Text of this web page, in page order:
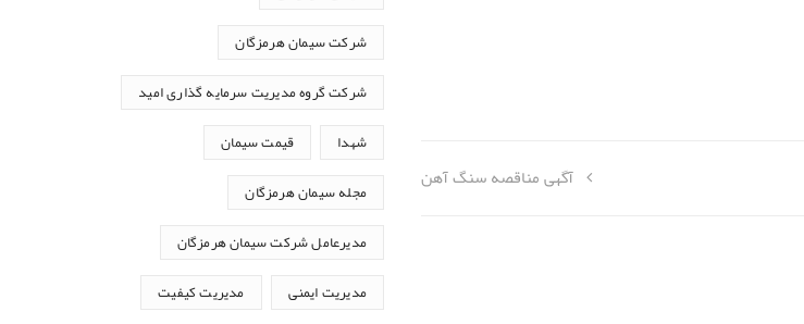
آگهی مناقصه سنگ آهن
شرکت سیمان هرمزگان
شرکت گروه مدیریت سرمایه گذاری امید
شهدا قیمت سیمان
مجله سیمان هرمزگان
مدیرعامل شرکت سیمان هرمزگان
مدیریت ایمنی مدیریت کیفیت